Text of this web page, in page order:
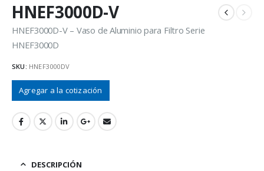
HNEF3000D-V
HNEF3000D-V – Vaso de Aluminio para Filtro Serie
HNEF3000D
SKU: HNEF3000DV
Agregar a la cotización
DESCRIPCIÓN